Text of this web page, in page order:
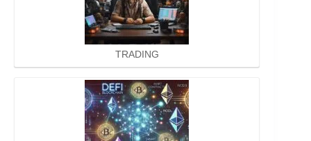
TRADING